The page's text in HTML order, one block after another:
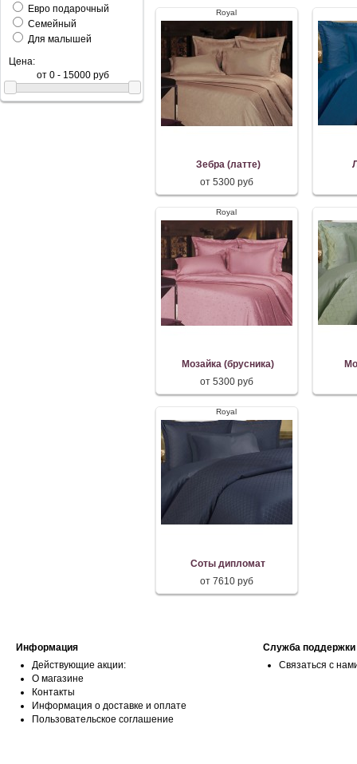
Евро подарочный
Семейный
Для малышей
Цена:
Royal
Зебра (латте)
от 5300 руб
Royal
Мозайка (брусника)
от 5300 руб
Royal
Соты дипломат
от 7610 руб
Информация
Действующие акции:
О магазине
Контакты
Информация о доставке и оплате
Пользовательское соглашение
Служба поддержки
Связаться с